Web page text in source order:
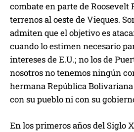
combate en parte de Roosevelt
terrenos al oeste de Vieques.
admiten que el objetivo es
cuando lo estimen necesario
intereses de E.U.; no los de
nosotros no tenemos ningún
hermana República
con su pueblo ni con su
En los primeros años del Siglo